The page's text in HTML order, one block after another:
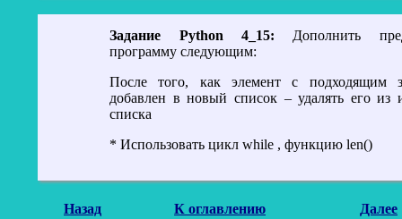
Задание Python 4_15:
программу следующим:
После того, как элемент с подходящим
добавлен в новый список – удалять его из
списка
* Использовать цикл while , функцию len()
Назад К оглавлению Далее